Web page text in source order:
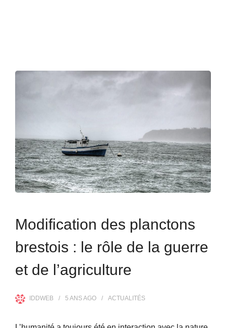
Modification des planctons
brestois : le rôle de la guerre
et de l’agriculture
IDDWEB 5 ANSAGO ACTUALITÉS